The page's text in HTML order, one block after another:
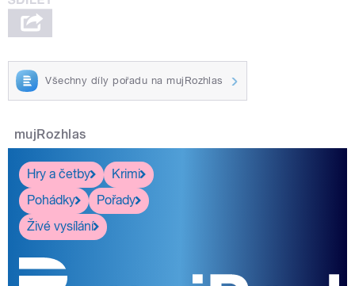
Všechny díly pořadu na mujRozhlas
mujRozhlas
Hry a četby
Krimi
Pohádky
Pořady
Živé vysílání